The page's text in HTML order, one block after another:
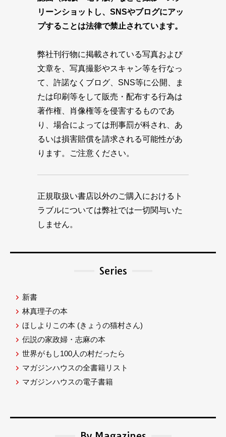
リーンショットし、SNSやブログにアッ
プすることは法律で禁止されています。
弊社刊行物に掲載されている写真および
文章を、写真撮影やスキャン等を行なっ
て、許諾なくブログ、SNS等に公開、ま
たは印刷等をして販売・配布する行為は
著作権、肖像権等を侵害するものであ
り、場合によっては刑事罰が科され、あ
るいは損害賠償を請求される可能性があ
ります。ご注意ください。
正規取扱い書店以外のご購入におけるト
ラブルについては弊社では一切関与いた
しません。
Series
新書
林真理子の本
ほしよりこの本 (きょうの猫村さん)
伝説の家政婦・志麻の本
世界がもし100人の村だったら
マガジンハウスの全書籍リスト
マガジンハウスの電子書籍